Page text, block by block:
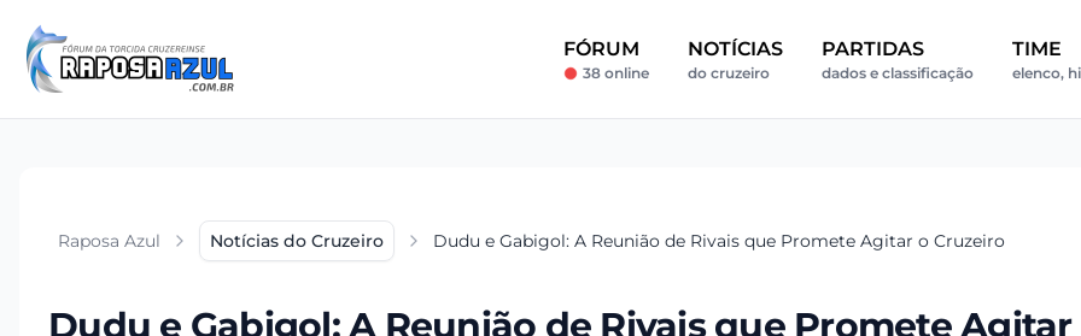
FÓRUM
38 online
NOTÍCIAS
do cruzeiro
PARTIDAS
dados e classificação
TIME
elenco,
Raposa Azul Notícias do Cruzeiro Dudu e Gabigol: A Reunião de Rivais que Promete Agitar o Cruzeiro
Dudu e Gabigol: A Reunião de Rivais que Promete Agitar